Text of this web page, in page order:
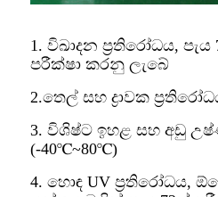
1. විඛාදන ප්‍රතිරෝධය,
පරීක්ෂා කරනු ලැබේ
2.තෙල් සහ ද්‍රාවක
3. විශිෂ්ට ඉහළ සහ අඩු
(-40℃~80℃)
4. හොඳ UV ප්‍රතිරෝධය,